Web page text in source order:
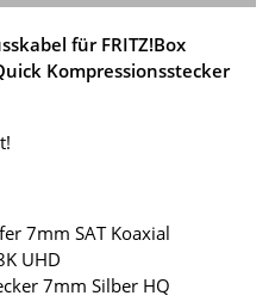
für FRITZ!Box
Kompressionsstecker
7mm SAT Koaxial
UHD
7mm Silber HQ